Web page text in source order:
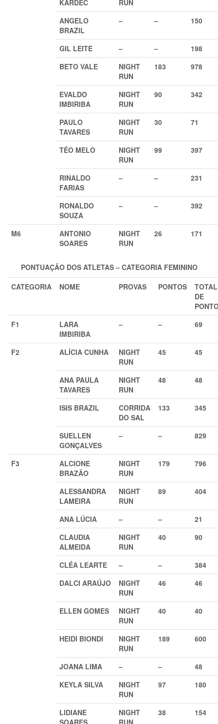
KARDEC
RUN
ANGELO
BRAZIL
– – 150
GIL LEITE – –
198
BETO VALE
NIGHT
RUN
183 978
EVALDO
IMBIRIBA
NIGHT
RUN
90 342
PAULO
TAVARES
NIGHT
RUN
30 71
TÉO MELO
NIGHT
RUN
99 397
RINALDO
FARIAS
– – 231
RONALDO
SOUZA
– – 392
M6
ANTONIO
SOARES
NIGHT
RUN
26 171
PONTUAÇÃO DOS ATLETAS – CATEGORIA FEMININO
CATEGORIA
NOME PROVAS PONTOS
TOTAL
DE
F1
LARA
IMBIRIBA
– – 69
F2 ALÍCIA CUNHA
NIGHT
RUN
45 45
ANA PAULA
TAVARES
NIGHT
RUN
48 48
ISIS BRAZIL
CORRIDA
DO SAL
133 345
SUELLEN
GONÇALVES
– – 829
F3
ALCIONE
BRAZÃO
NIGHT
RUN
179 796
ALESSANDRA
LAMEIRA
NIGHT
RUN
89 404
ANA LÚCIA – –
21
CLAUDIA
ALMEIDA
NIGHT
RUN
40 90
CLÉA LEARTE – –
384
DALCI ARAÚJO
NIGHT
RUN
46 46
ELLEN GOMES
NIGHT
RUN
40 40
HEIDI BIONDI
NIGHT
RUN
189 600
JOANA LIMA – –
48
KEYLA SILVA
NIGHT
RUN
97 180
LIDIANE
SOARES
NIGHT
RUN
38 154